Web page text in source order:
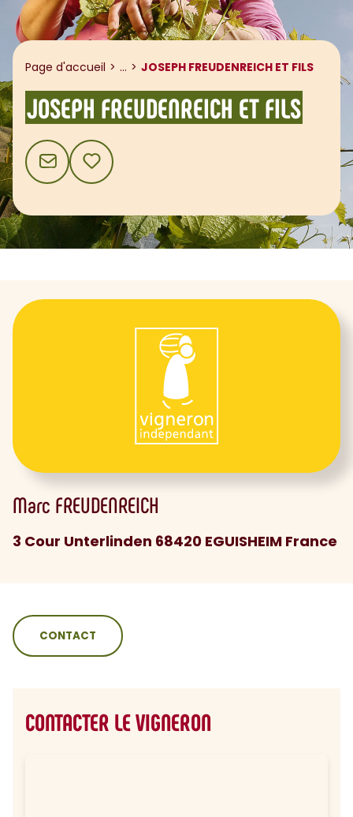
Page d'accueil ... Afficher le fil d'ariane
JOSEPH FREUDENREICH ET FILS
JOSEPH FREUDENREICH ET FILS
CONTACTAJOUTER AUX FAVORIS
Marc FREUDENREICH
3 Cour Unterlinden 68420 EGUISHEIM France
sommaire
CONTACT
CONTACTER LE VIGNERON